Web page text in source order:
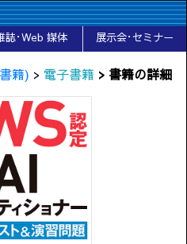
誌･Web 媒体 展示会･セミナー
籍) > 電子書籍 > 書籍の詳細